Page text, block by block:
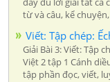
từ và câu, kể
Viết: Tập chép:
Giải Bài 3: Viết: Tập
Việt 2 tập 1 Cánh
tập phần đọc, viết,